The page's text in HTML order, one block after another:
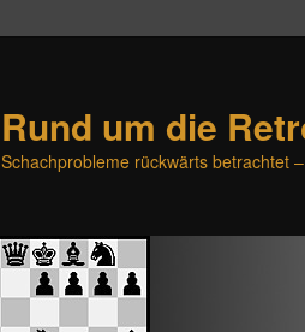
Rund um die
Schachprobleme rückwärts betrachtet